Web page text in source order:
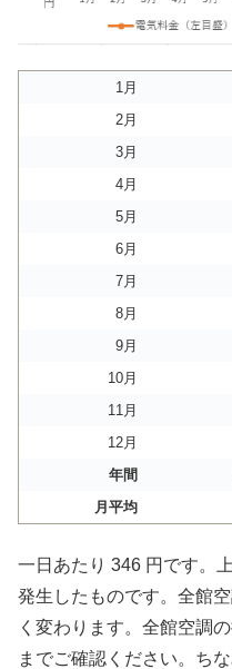
1月
2月
3月
4月
5月
6月
7月
8月
9月
10月
11月
12月
年間
月平均
一日あたり 346 円です。
発生したものです。全館
く変わります。全館空調
までご確認ください。ち